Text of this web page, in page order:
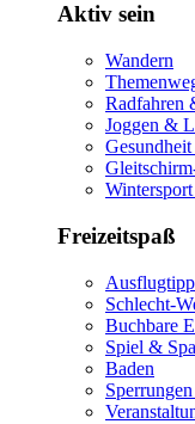
Aktiv sein
Wandern
Radfahren
Joggen &
Freizeitspaß
Schlecht-
Buchbare
Spiel &
Baden